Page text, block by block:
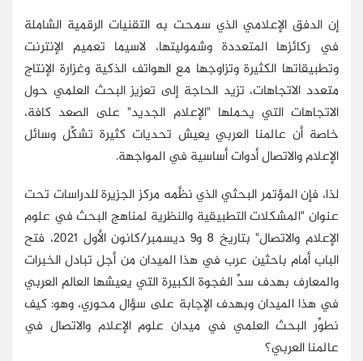
إن الدفق الإعلامي الذي سمحت به التقنيات الرقمية الشاملة
في ركائزها المتعددة وشموليتها، لاسيما تعميم الإنترنت
وتطبيقاتها الكثيرة وتزاوجها مع الهواتف الذكية وغزارة الإنتاج
متعدد الاتجاهات، تزيد الحاجة إلى تعزيز البحث العلمي حول
الاتجاهات التي يحملها "الإعلام الجديد" على الصعد كافة،
خاصة أن عالمنا العربي يعيش تحديات كثيرة تشكِّل وسائل
الإعلام والاتصال أدوات أساسية في المواجهة.
لذا، فإن المؤتمر البحثي الذي نظَّمه مركز الجزيرة للدراسات تحت
عنوان "المشكلات التطبيقية والنظرية لمناهج البحث في علوم
الإعلام والاتصال" بتاريخ 8 و9 ديسمبر/كانون الأول 2021، فتح
الباب أمام باحثين عرب في هذا الميدان من أجل تبادل الخبرات
والمعارف بهدف سدِّ الفجوة الكبيرة التي يعيشها العالم العربي
في هذا الميدان وبهدف الإجابة على سؤال محوري، وهو: كيف
نطوِّر البحث العلمي في ميدان علوم الإعلام والاتصال في
عالمنا العربي؟